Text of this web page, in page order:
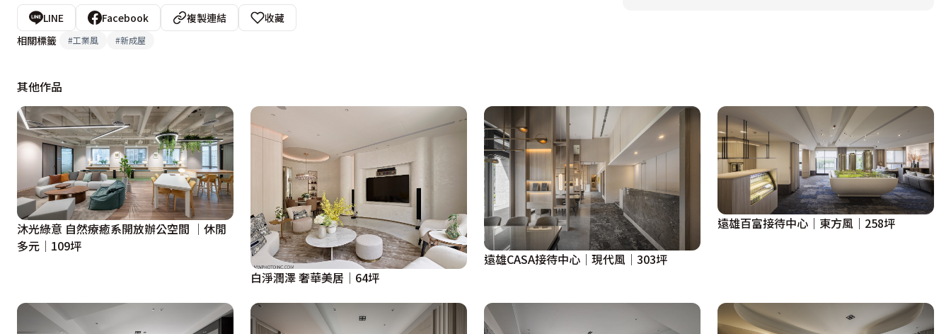
LINE Facebook 複製連結
收藏
相關標籤
#工業風 #新成屋
其他作品
沐光綠意 自然療癒系開放辦公空間 │休閒
多元│109坪
白淨潤澤 奢華美居│64坪
遠雄CASA接待中心│現代風│303坪
遠雄百富接待中心｜東方風｜258坪